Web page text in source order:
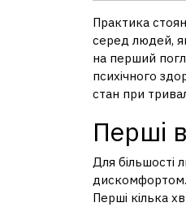
Практика
серед людей,
на перший
психічного
стан при
Перші
Для більшості
Перші кілька